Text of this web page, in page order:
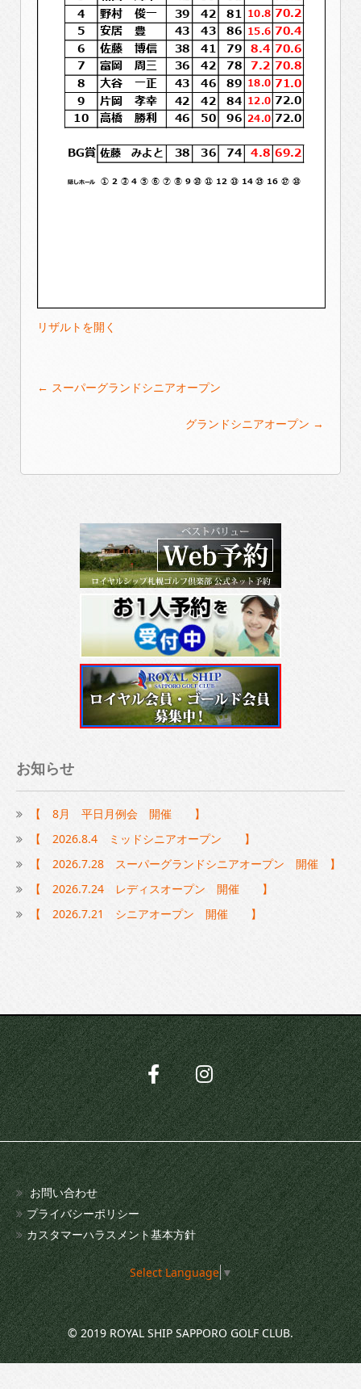
リザルトを開く
navigation
← スーパーグランドシニアオープン
グランドシニアオープン →
お知らせ
【 8月 平日月例会 開催 】
【 2026.8.4 ミッドシニアオープン 】
【 2026.7.28 スーパーグランドシニアオープン 開催 】
【 2026.7.24 レディスオープン 開催 】
【 2026.7.21 シニアオープン 開催 】
お問い合わせ
プライバシーポリシー
カスタマーハラスメント基本方針
Select Language▼
© 2019 ROYAL SHIP SAPPORO GOLF CLUB.